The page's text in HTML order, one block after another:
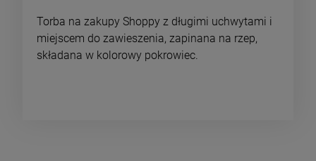
Torba na zakupy Shoppy z długimi uchwytami i
miejscem do zawieszenia, zapinana na rzep,
składana w kolorowy pokrowiec.